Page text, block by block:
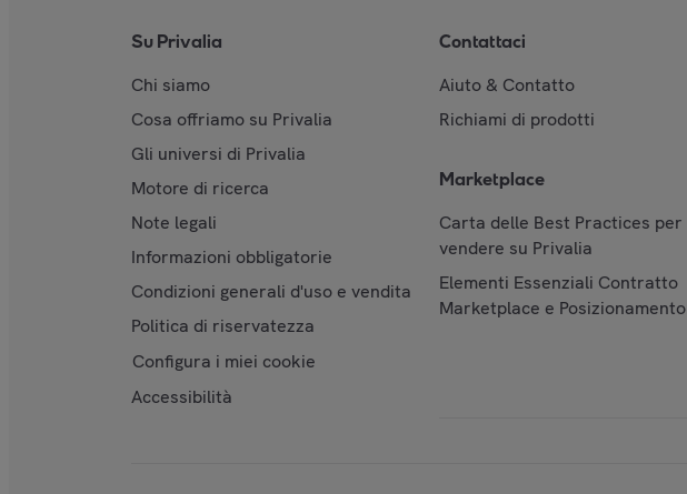
Su Privalia
Chi siamo
Cosa offriamo su Privalia
Gli universi di Privalia
Motore di ricerca
Note legali
Informazioni obbligatorie
Condizioni generali d'uso e vendita
Politica di riservatezza
Configura i miei cookie
Accessibilità
Contattaci
Aiuto & Contatto
Richiami di prodotti
Marketplace
Carta delle Best Practices per
vendere su Privalia
Elementi Essenziali Contratto
Marketplace e Posizionamento